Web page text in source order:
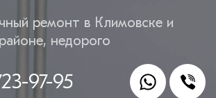
ремонт в Климовске и
недорого
97-95